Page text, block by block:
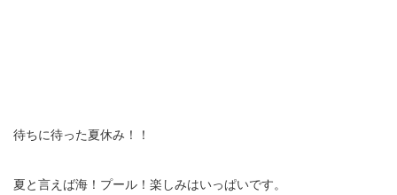
待ちに待った夏休み！！
夏と言えば海！プール！楽しみはいっぱいです。